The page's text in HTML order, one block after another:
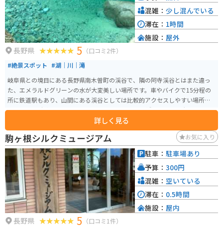
長野県 5 （口コミ2件）
#絶景スポット #湖｜川｜滝
岐阜県との境目にある長野県南木曽町の渓谷で、隣の阿寺渓谷とはまた違っ
た、エメラルドグリーンの水が大変美しい場所です。車やバイクで15分程の
所に鉄道駅もあり、山間にある渓谷としては比較的アクセスしやすい場所に
あります。 駐車場は渓谷の入り口である恋路のつり橋周辺に2ヶ所、トイレも
あります。トイレと食事は渓谷の宿いちかわでも可能。清水と山菜を使用し
たそばが美味しいです。 駐車場に車もしくはバイクを駐め、つり橋からは徒
歩での移動となります。恋路のつり橋から最も水の色が濃く美しい黒渕まで
は、10分あればゆっくり歩いて写真を撮っても足ります。夏に訪れる人が多
いですが、春の若葉、秋の紅葉、冬の雪に色づく渓谷も魅力的です。
詳しく見る
混雑： 少し混んでいる
滞在： 1時間
施設： 屋外
駒ヶ根シルクミュージアム お気に入り
長野県 5 （口コミ1件）
駐車： 駐車場あり
予算： 300円
混雑： 空いている
滞在： 0.5時間
施設： 屋内